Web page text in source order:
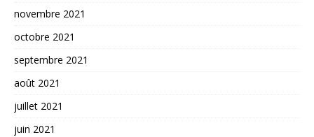
novembre 2021
octobre 2021
septembre 2021
août 2021
juillet 2021
juin 2021